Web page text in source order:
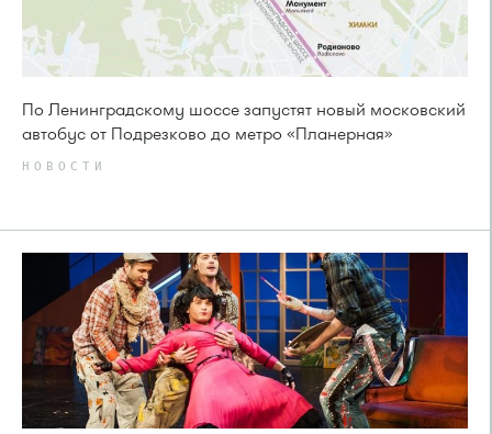
По Ленинградскому шоссе запустят новый московский
автобус от Подрезково до метро «Планерная»
НОВОСТИ